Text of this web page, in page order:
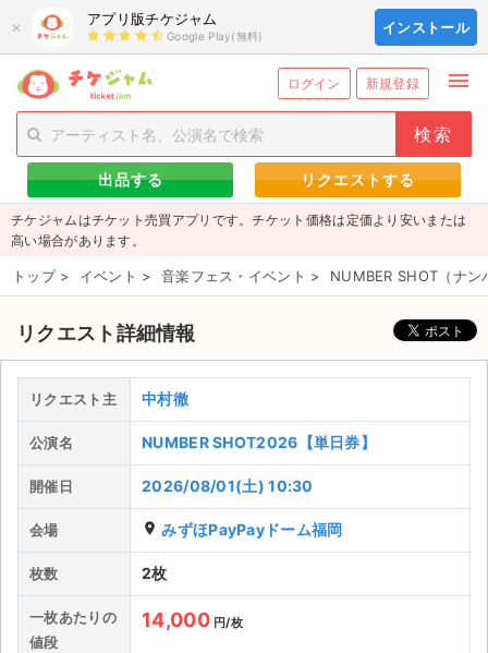
× アプリ版チケジャム
Google Play(無料) インストール
ログイン 新規登録 menu
person_add 新規会員登録 exit_to_app ログイン
チケットを探す
新着チケット
値下げしたチケット
都道府県からチケットを探す
もうすぐ開催のチケット
チケットのリクエスト一覧
取扱チケット
ライブ・コンサート（国内）
ライブ・コンサート（海外）
イベント
スポーツ
出品する リクエストする
チケジャムはチケット売買アプリです。チケット価格は定価より安いまたは
高い場合があります。
トップ > イベント > 音楽フェス・イベント > NUMBER SHOT（ナ
リクエスト詳細情報
リクエスト主 中村徹
公演名 NUMBER SHOT2026【単日券】
開催日 2026/08/01(土) 10:30
会場 place みずほPayPayドーム福岡
枚数 2枚
一枚あたりの
値段
14,000 円/枚